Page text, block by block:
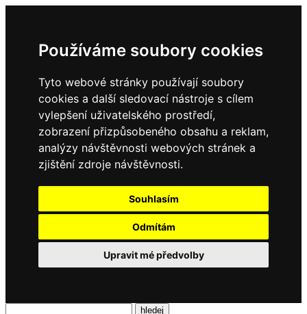
Používáme soubory cookies
Tyto webové stránky používají soubory
cookies a další sledovací nástroje s cílem
vylepšení uživatelského prostředí,
zobrazení přizpůsobeného obsahu a reklam,
analýzy návštěvnosti webových stránek a
zjištění zdroje návštěvnosti.
Souhlasím
Odmítám
Upravit mé předvolby